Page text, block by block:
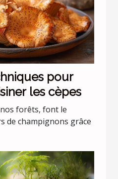
pour
les cèpes
forêts, font le
de champignons grâce